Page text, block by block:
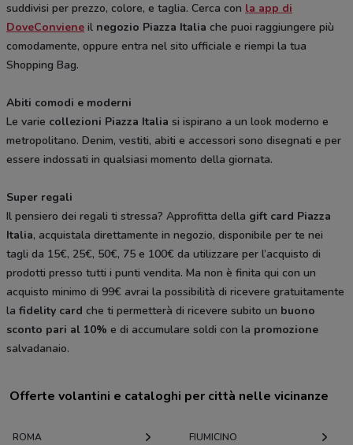
suddivisi per prezzo, colore, e taglia. Cerca con la app di
DoveConviene il negozio Piazza Italia che puoi raggiungere più
comodamente, oppure entra nel sito ufficiale e riempi la tua
Shopping Bag.
Abiti comodi e moderni
Le varie collezioni Piazza Italia si ispirano a un look moderno e
metropolitano. Denim, vestiti, abiti e accessori sono disegnati e per
essere indossati in qualsiasi momento della giornata.
Super regali
Il pensiero dei regali ti stressa? Approfitta della gift card Piazza
Italia, acquistala direttamente in negozio, disponibile per te nei
tagli da 15€, 25€, 50€, 75 e 100€ da utilizzare per l’acquisto di
prodotti presso tutti i punti vendita. Ma non è finita qui con un
acquisto minimo di 99€ avrai la possibilità di ricevere gratuitamente
la fidelity card che ti permetterà di ricevere subito un buono
sconto pari al 10% e di accumulare soldi con la promozione
salvadanaio.
Offerte volantini e cataloghi per città nelle vicinanze
ROMA FIUMICINO